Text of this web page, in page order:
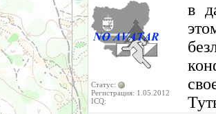
Статус:
Регистрация: 1.05.2012
ICQ:
в